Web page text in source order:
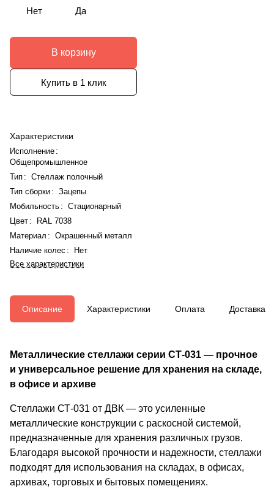
Нет Да
В корзину
Купить в 1 клик
Характеристики
Исполнение :
Общепромышленное
Тип : Стеллаж полочный
Тип сборки: Зацепы
Мобильность : Стационарный
Цвет :
RAL 7038
Материал : Окрашенный металл
Наличие колес :
Нет
Все характеристики
Описание Характеристики Оплата Доставка
Металлические стеллажи серии СТ-031 — прочное
и универсальное решение для хранения на складе,
в офисе и архиве
Стеллажи СТ-031 от ДВК — это усиленные
металлические конструкции с раскосной системой,
предназначенные для хранения различных грузов.
Благодаря высокой прочности и надежности, стеллажи
подходят для использования на складах, в офисах,
архивах, торговых и бытовых помещениях.